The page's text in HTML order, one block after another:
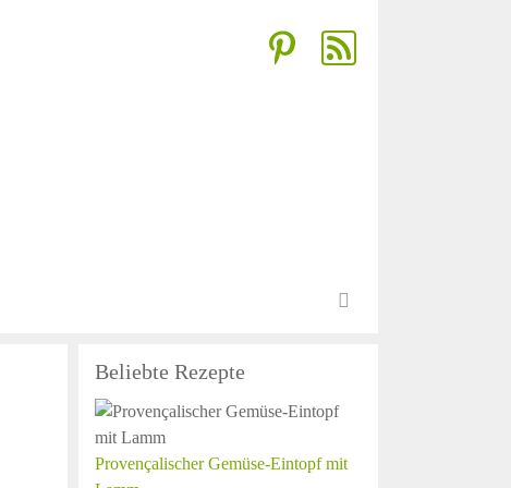
Beliebte Rezepte
Provençalischer Gemüse-Eintopf mit